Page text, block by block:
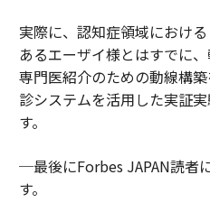
実際に、認知症領域におけ
あるエーザイ様とはすでに
専門医紹介のための動線構
診システムを活用した実証
す。
─最後にForbes JAPAN読者
す。